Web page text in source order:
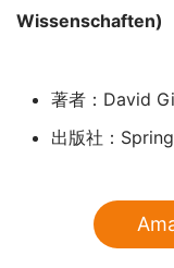
Wissenschaften)
著者：David
出版社：